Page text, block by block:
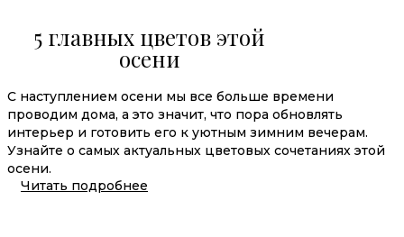
5 главных цветов этой
осени
С наступлением осени мы все больше времени
проводим дома, а это значит, что пора обновлять
интерьер и готовить его к уютным зимним вечерам.
Узнайте о самых актуальных цветовых сочетаниях этой
осени.
Читать подробнее